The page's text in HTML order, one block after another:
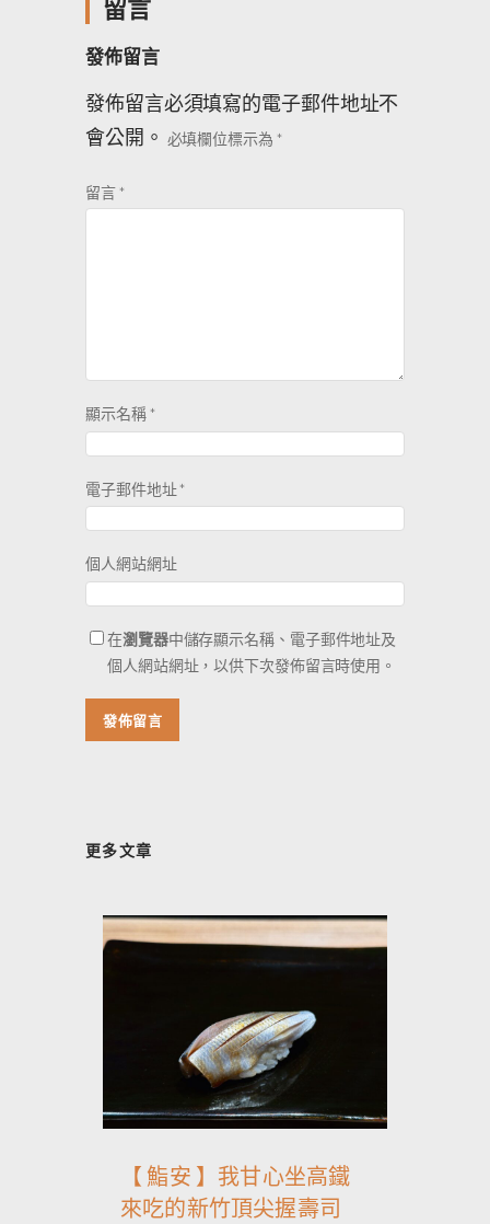
留言
發佈留言
發佈留言必須填寫的電子郵件地址不
會公開。 必填欄位標示為 *
留言*
顯示名稱*
電子郵件地址*
個人網站網址
在瀏覽器中儲存顯示名稱、電子郵件地址及
個人網站網址，以供下次發佈留言時使用。
更多文章
【 鮨安 】我甘心坐高鐵
來吃的新竹頂尖握壽司